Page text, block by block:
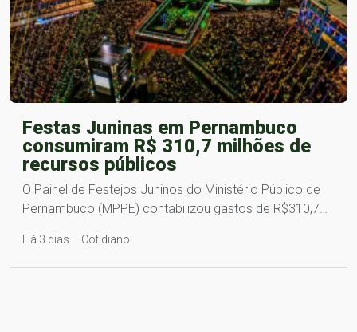
Festas Juninas em Pernambuco
consumiram R$ 310,7 milhões de
recursos públicos
O Painel de Festejos Juninos do Ministério Público de
Pernambuco (MPPE) contabilizou gastos de R$310,7…
Há 3 dias – Cotidiano